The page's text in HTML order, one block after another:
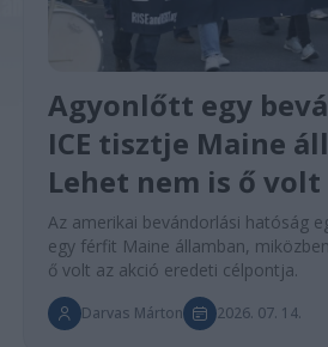
Agyonlőtt egy
ICE tisztje Maine
Lehet nem is ő
Az amerikai bevándorlási hatóság
egy férfit Maine államban,
ő volt az akció eredeti célpontja.
Darvas Márton 2026. 07. 14.